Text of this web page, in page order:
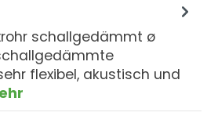
schallgedämmt ø
flexibel, akustisch und